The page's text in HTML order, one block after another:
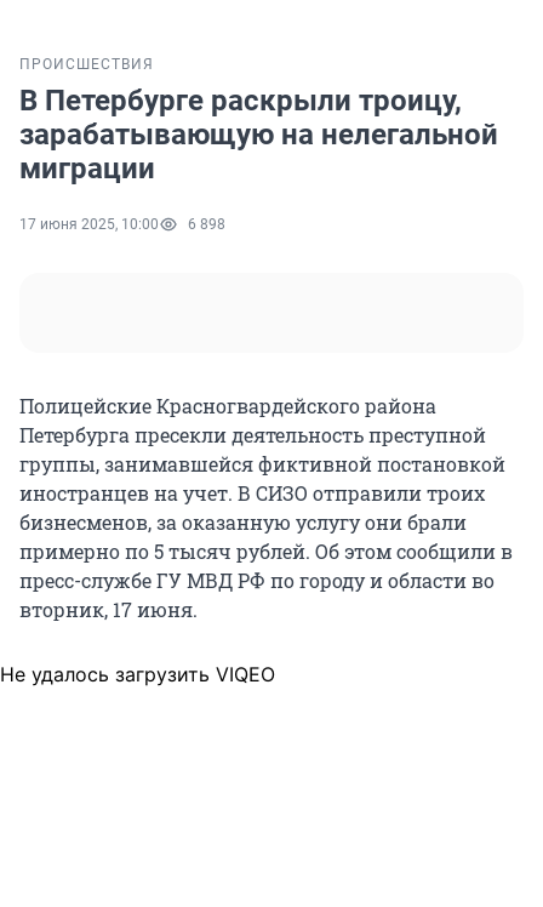
ПРОИСШЕСТВИЯ
В Петербурге раскрыли троицу,
зарабатывающую на нелегальной
миграции
17 июня 2025, 10:00 6 898
Полицейские Красногвардейского района
Петербурга пресекли деятельность преступной
группы, занимавшейся фиктивной постановкой
иностранцев на учет. В СИЗО отправили троих
бизнесменов, за оказанную услугу они брали
примерно по 5 тысяч рублей. Об этом сообщили в
пресс-службе ГУ МВД РФ по городу и области во
вторник, 17 июня.
Не удалось загрузить VIQEO